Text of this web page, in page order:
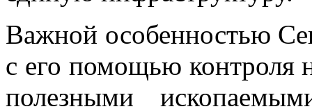
Важной особенностью
с его помощью контроля
полезными